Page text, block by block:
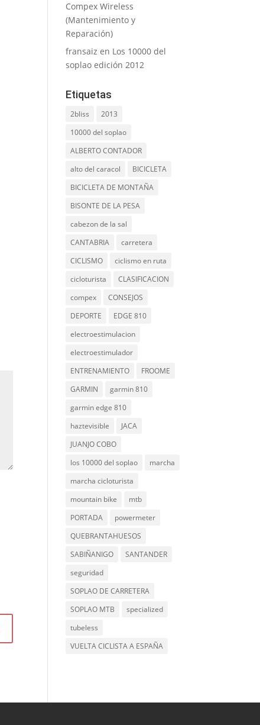
Compex Wireless
(Mantenimiento y
Reparación)
fransaiz en Los 10000 del
soplao edición 2012
Etiquetas
2bliss
2013
10000 del soplao
ALBERTO CONTADOR
alto del caracol
BICICLETA
BICICLETA DE MONTAÑA
BISONTE DE LA PESA
cabezon de la sal
CANTABRIA
carretera
CICLISMO
ciclismo en ruta
cicloturista
CLASIFICACION
compex
CONSEJOS
DEPORTE
EDGE 810
electroestimulacion
electroestimulador
ENTRENAMIENTO
FROOME
GARMIN
garmin 810
garmin edge 810
haztevisible
JACA
JUANJO COBO
los 10000 del soplao
marcha
marcha cicloturista
mountain bike
mtb
PORTADA
powermeter
QUEBRANTAHUESOS
SABIÑANIGO
SANTANDER
seguridad
SOPLAO DE CARRETERA
SOPLAO MTB
specialized
tubeless
VUELTA CICLISTA A ESPAÑA